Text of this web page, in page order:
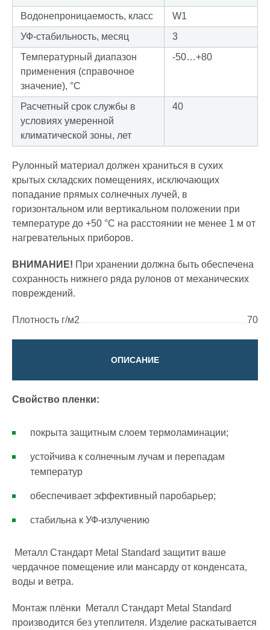
Водонепроницаемость, класс
W1
УФ-стабильность, месяц
3
Температурный диапазон
применения (справочное
значение), °С
-50…+80
Расчетный срок службы в
условиях умеренной
климатической зоны, лет
40
Рулонный материал должен храниться в сухих
крытых складских помещениях, исключающих
попадание прямых солнечных лучей, в
горизонтальном или вертикальном положении при
температуре до +50 °С на расстоянии не менее 1 м от
нагревательных приборов.
ВНИМАНИЕ! При хранении должна быть обеспечена
сохранность нижнего ряда рулонов от механических
повреждений.
Плотность г/м2 70
ОПИСАНИЕ
Свойство пленки:
покрыта защитным слоем термоламинации;
устойчива к солнечным лучам и перепадам
температур
обеспечивает эффективный паробарьер;
стабильна к УФ‑излучению
Металл Стандарт Metal Standard защитит ваше
чердачное помещение или мансарду от конденсата,
воды и ветра.
Монтаж плёнки Металл Стандарт Metal Standard
производится без утеплителя. Изделие раскатывается